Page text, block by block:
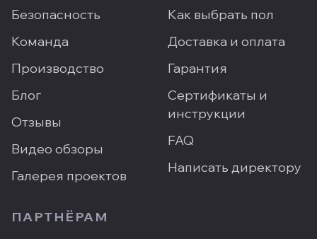
Безопасность
Команда
Производство
Блог
Отзывы
Видео обзоры
Галерея проектов
Как выбрать пол
Доставка и оплата
Гарантия
Сертификаты и
инструкции
FAQ
Написать директору
ПАРТНЁРАМ